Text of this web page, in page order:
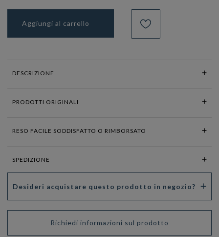
Aggiungi al carrello
DESCRIZIONE
PRODOTTI ORIGINALI
RESO FACILE SODDISFATTO O RIMBORSATO
SPEDIZIONE
Desideri acquistare questo prodotto in negozio?
Richiedi informazioni sul prodotto